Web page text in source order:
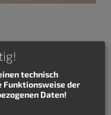
technisch
Funktionsweise der
Daten!